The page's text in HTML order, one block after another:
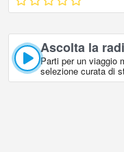
Ascolta la
Parti per un viaggio
selezione curata di